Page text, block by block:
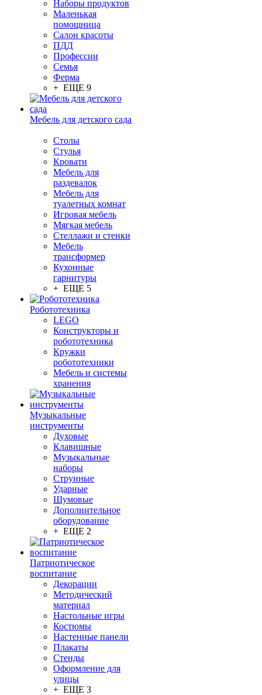
Наборы продуктов
Маленькая
помощница
Салон красоты
ПДД
Профессии
Семья
Ферма
+ ЕЩЕ 9
Мебель для детского сада
Столы
Cтулья
Кровати
Мебель для
раздевалок
Мебель для
туалетных комнат
Игровая мебель
Мягкая мебель
Стеллажи и стенки
Мебель
трансформер
Кухонные
гарнитуры
+ ЕЩЕ 5
Робототехника
LEGO
Конструкторы и
робототехника
Кружки
робототехники
Мебель и системы
хранения
Музыкальные
инструменты
Духовые
Клавишные
Музыкальные
наборы
Струнные
Ударные
Шумовые
Дополнительное
оборудование
+ ЕЩЕ 2
Патриотическое
воспитание
Декорации
Методический
материал
Настольные игры
Костюмы
Настенные панели
Плакаты
Стенды
Оформление для
улицы
+ ЕЩЕ 3